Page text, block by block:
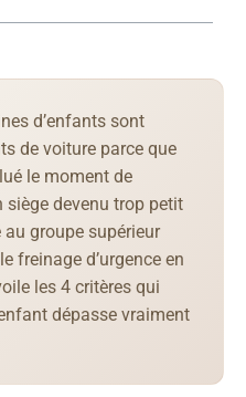
d’enfants sont
de voiture parce que
le moment de
siège devenu trop petit
groupe supérieur
freinage d’urgence en
les 4 critères qui
dépasse vraiment